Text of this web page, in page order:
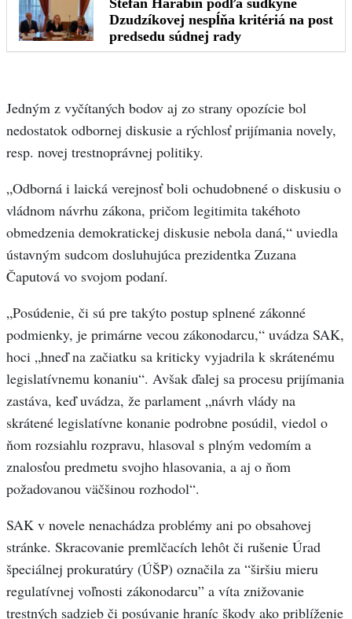
Jedným z vyčítaných bodov aj zo strany opozície bol
nedostatok odbornej diskusie a rýchlosť prijímania novely,
resp. novej trestnoprávnej politiky.
„Odborná i laická verejnosť boli ochudobnené o diskusiu o
vládnom návrhu zákona, pričom legitimita takéhoto
obmedzenia demokratickej diskusie nebola daná,“ uviedla
ústavným sudcom dosluhujúca prezidentka Zuzana
Čaputová vo svojom podaní.
„Posúdenie, či sú pre takýto postup splnené zákonné
podmienky, je primárne vecou zákonodarcu,“ uvádza SAK,
hoci „hneď na začiatku sa kriticky vyjadrila k skrátenému
legislatívnemu konaniu“. Avšak ďalej sa procesu prijímania
zastáva, keď uvádza, že parlament „návrh vlády na
skrátené legislatívne konanie podrobne posúdil, viedol o
ňom rozsiahlu rozpravu, hlasoval s plným vedomím a
znalosťou predmetu svojho hlasovania, a aj o ňom
požadovanou väčšinou rozhodol“.
SAK v novele nenachádza problémy ani po obsahovej
stránke. Skracovanie premlčacích lehôt či rušenie Úrad
špeciálnej prokuratúry (ÚŠP) označila za “širšiu mieru
regulatívnej voľnosti zákonodarcu” a víta znižovanie
trestných sadzieb či posúvanie hraníc škody ako priblíženie